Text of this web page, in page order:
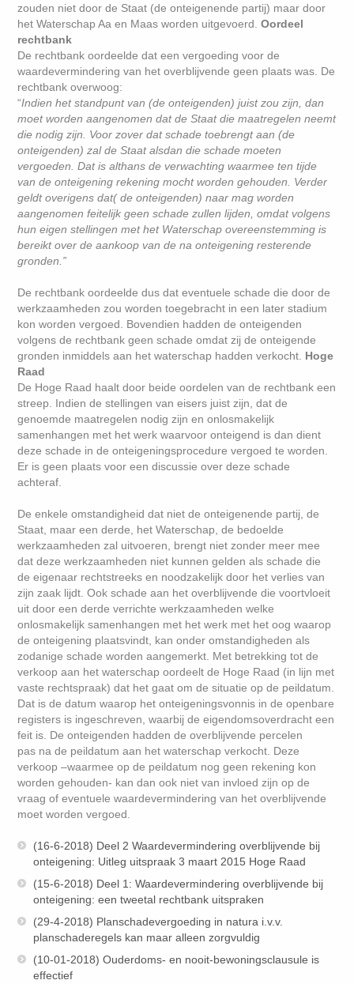
zouden niet door de Staat (de onteigenende partij) maar door
het Waterschap Aa en Maas worden uitgevoerd.Oordeel
rechtbank
De rechtbank oordeelde dat een vergoeding voor de
waardevermindering van het overblijvende geen plaats was. De
rechtbank overwoog:
“Indien het standpunt van (de onteigenden) juist zou zijn, dan
moet worden aangenomen dat de Staat die maatregelen neemt
die nodig zijn. Voor zover dat schade toebrengt aan (de
onteigenden) zal de Staat alsdan die schade moeten
vergoeden. Dat is althans de verwachting waarmee ten tijde
van de onteigening rekening mocht worden gehouden. Verder
geldt overigens dat( de onteigenden) naar mag worden
aangenomen feitelijk geen schade zullen lijden, omdat volgens
hun eigen stellingen met het Waterschap overeenstemming is
bereikt over de aankoop van de na onteigening resterende
gronden.”
De rechtbank oordeelde dus dat eventuele schade die door de
werkzaamheden zou worden toegebracht in een later stadium
kon worden vergoed. Bovendien hadden de onteigenden
volgens de rechtbank geen schade omdat zij de onteigende
gronden inmiddels aan het waterschap hadden verkocht. Hoge
Raad
De Hoge Raad haalt door beide oordelen van de rechtbank een
streep. Indien de stellingen van eisers juist zijn, dat de
genoemde maatregelen nodig zijn en onlosmakelijk
samenhangen met het werk waarvoor onteigend is dan dient
deze schade in de onteigeningsprocedure vergoed te worden.
Er is geen plaats voor een discussie over deze schade
achteraf.
De enkele omstandigheid dat niet de onteigenende partij, de
Staat, maar een derde, het Waterschap, de bedoelde
werkzaamheden zal uitvoeren, brengt niet zonder meer mee
dat deze werkzaamheden niet kunnen gelden als schade die
de eigenaar rechtstreeks en noodzakelijk door het verlies van
zijn zaak lijdt. Ook schade aan het overblijvende die voortvloeit
uit door een derde verrichte werkzaamheden welke
onlosmakelijk samenhangen met het werk met het oog waarop
de onteigening plaatsvindt, kan onder omstandigheden als
zodanige schade worden aangemerkt. Met betrekking tot de
verkoop aan het waterschap oordeelt de Hoge Raad (in lijn met
vaste rechtspraak) dat het gaat om de situatie op de peildatum.
Dat is de datum waarop het onteigeningsvonnis in de openbare
registers is ingeschreven, waarbij de eigendomsoverdracht een
feit is. De onteigenden hadden de overblijvende percelen
pas na de peildatum aan het waterschap verkocht. Deze
verkoop –waarmee op de peildatum nog geen rekening kon
worden gehouden- kan dan ook niet van invloed zijn op de
vraag of eventuele waardevermindering van het overblijvende
moet worden vergoed.
(16-6-2018) Deel 2 Waardevermindering overblijvende bij
onteigening: Uitleg uitspraak 3 maart 2015 Hoge Raad
(15-6-2018) Deel 1: Waardevermindering overblijvende bij
onteigening: een tweetal rechtbank uitspraken
(29-4-2018) Planschadevergoeding in natura i.v.v.
planschaderegels kan maar alleen zorgvuldig
(10-01-2018) Ouderdoms- en nooit-bewoningsclausule is
effectief